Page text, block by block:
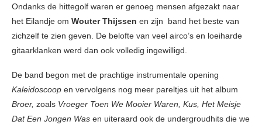
Ondanks de hittegolf waren er genoeg mensen afgezakt naar
het Eilandje om Wouter Thijssen en zijn band het beste van
zichzelf te zien geven. De belofte van veel airco’s en loeiharde
gitaarklanken werd dan ook volledig ingewilligd.
De band begon met de prachtige instrumentale opening
Kaleidoscoop en vervolgens nog meer pareltjes uit het album
Broer, zoals Vroeger Toen We Mooier Waren, Kus, Het Meisje
Dat Een Jongen Was en uiteraard ook de undergroudhits die we